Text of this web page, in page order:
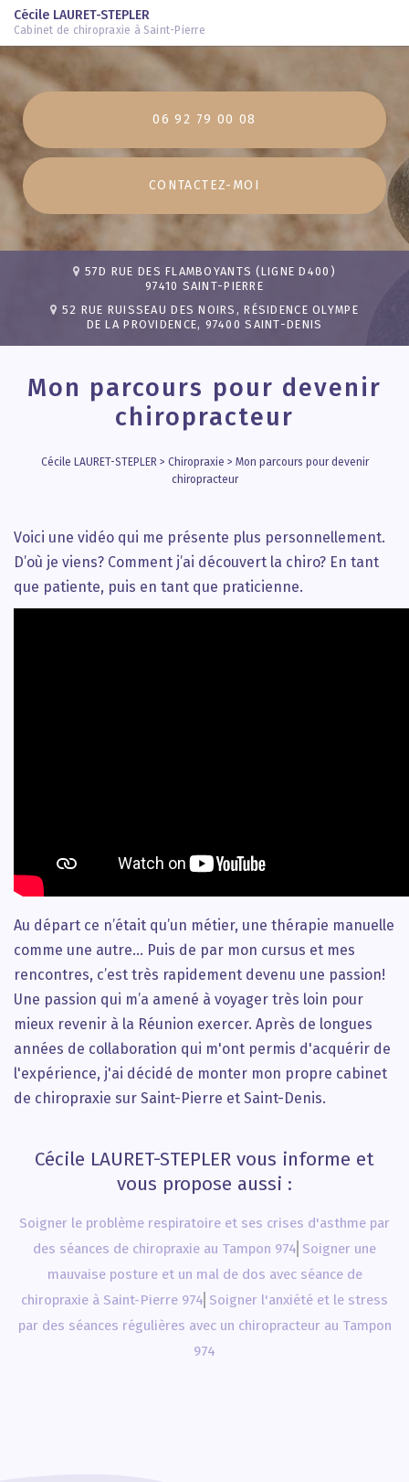
Aller
contenu
principal
Cécile LAURET-STEPLER
Cabinet de chiropraxie à Saint-Pierre
06 92 79 00 08
CONTACTEZ- MOI
57D RUE DES FLAMBOYANTS (LIGNE D400)
97410 SAINT-PIERRE
52 RUE RUISSEAU DES NOIRS, RÉSIDENCE OLYMPE
DE LA PROVIDENCE, 97400 SAINT-DENIS
Mon parcours pour devenir
chiropracteur
Cécile LAURET-STEPLER> Chiropraxie > Mon parcours pour devenir
chiropracteur
Voici une vidéo qui me présente plus personnellement.
D’où je viens? Comment j’ai découvert la chiro? En tant
que patiente, puis en tant que praticienne.
Au départ ce n’était qu’un métier, une thérapie manuelle
comme une autre… Puis de par mon cursus et mes
rencontres, c’est très rapidement devenu une passion!
Une passion qui m’a amené à voyager très loin pour
mieux revenir à la Réunion exercer. Après de longues
années de collaboration qui m'ont permis d'acquérir de
l'expérience, j'ai décidé de monter mon propre cabinet
de chiropraxie sur Saint-Pierre et Saint-Denis.
Cécile LAURET-STEPLER vous informe et
vous propose aussi :
Soigner le problème respiratoire et ses crises d'asthme par
des séances de chiropraxie au Tampon 974 Soigner une
mauvaise posture et un mal de dos avec séance de
chiropraxie à Saint-Pierre 974 Soigner l'anxiété et le stress
par des séances régulières avec un chiropracteur au Tampon
974